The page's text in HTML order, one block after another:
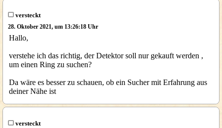
versteckt
28. Oktober 2021, um 13:26:18 Uhr
Hallo,
verstehe ich das richtig, der Detektor soll nur gekauft werden ,
um einen Ring zu suchen?
Da wäre es besser zu schauen, ob ein Sucher mit Erfahrung aus
deiner Nähe ist
versteckt